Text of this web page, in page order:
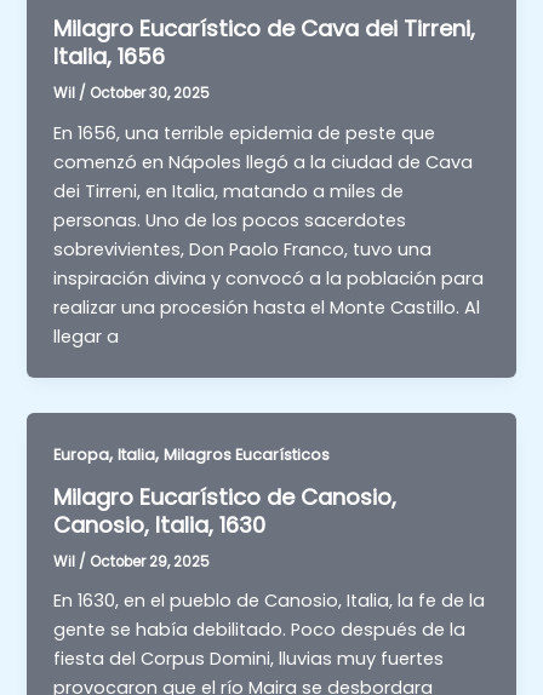
Milagro Eucarístico de Cava dei Tirreni,
Italia, 1656
Wil / October 30, 2025
En 1656, una terrible epidemia de peste que
comenzó en Nápoles llegó a la ciudad de Cava
dei Tirreni, en Italia, matando a miles de
personas. Uno de los pocos sacerdotes
sobrevivientes, Don Paolo Franco, tuvo una
inspiración divina y convocó a la población para
realizar una procesión hasta el Monte Castillo. Al
llegar a
Europa,Italia,Milagros Eucarísticos
Milagro Eucarístico de Canosio,
Canosio, Italia, 1630
Wil / October 29, 2025
En 1630, en el pueblo de Canosio, Italia, la fe de la
gente se había debilitado. Poco después de la
fiesta del Corpus Domini, lluvias muy fuertes
provocaron que el río Maira se desbordara